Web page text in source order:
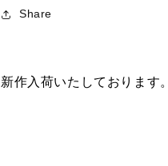
Share
新作入荷いたしております。